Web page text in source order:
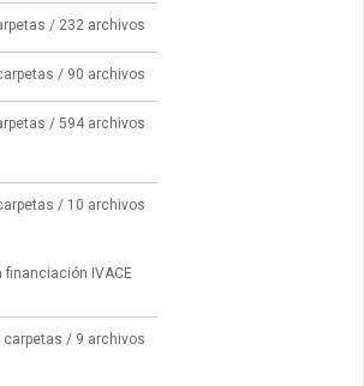
/ 232 archivos
/ 90 archivos
/ 594 archivos
/ 10 archivos
financiación IVACE
carpetas / 9 archivos